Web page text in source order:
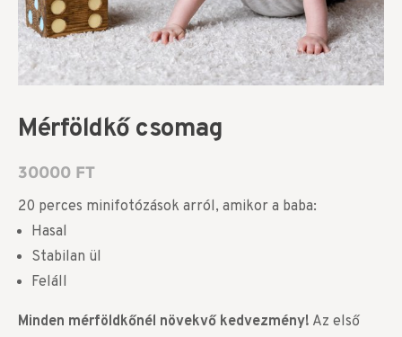
Mérföldkő csomag
30000 FT
20 perces minifotózások arról, amikor a baba:
Hasal
Stabilan ül
Feláll
Minden mérföldkőnél növekvő kedvezmény! Az első